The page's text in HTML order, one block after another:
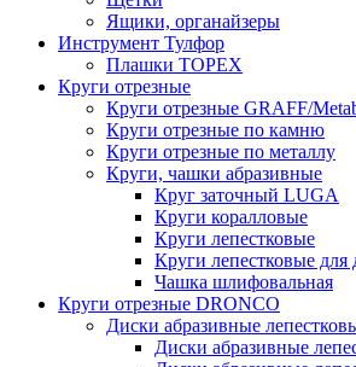
Ящики, органайзеры
Инструмент Тулфор
Плашки ТОРЕХ
Круги отрезные
Круги отрезные GRAFF/
Круги отрезные по камню
Круги отрезные по металлу
Круги, чашки абразивные
Круг заточный LUGA
Круги коралловые
Круги лепестковые
Круги лепестковые для
Чашка шлифовальная
Круги отрезные DRONCO
Диски абразивные
Диски абразивные